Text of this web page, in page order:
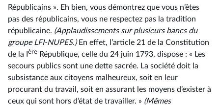
Républicains ». Eh bien, vous démontrez que vous n’êtes
pas des républicains, vous ne respectez pas la tradition
républicaine. (Applaudissements sur plusieurs bancs du
groupe LFI-NUPES.)En effet, l’article 21 de la Constitution
de la I ère République, celle du 24 juin 1793, dispose : « Les
secours publics sont une dette sacrée. La société doit la
subsistance aux citoyens malheureux, soit en leur
procurant du travail, soit en assurant les moyens d’exister à
ceux qui sont hors d’état de travailler. » (Mêmes